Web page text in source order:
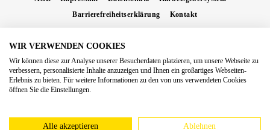
Barrierefreiheitserklärung
Kontakt
Nachnahmegebühren, wenn nicht anders angegeben.
Copyright 2026 Forstinger Österreich GmbH
Königstetter Straße 128 - 134/OG3, 3430 Tulln
europäschen Online-Streitbeilegungs-Plattform hinzuweisen:
webgate.ec.europa.eu/odr
WIR VERWENDEN COOKIES
Wir können diese zur Analyse unserer Besucherdaten platzieren, um unsere Webseite zu
verbessern, personalisierte Inhalte anzuzeigen und Ihnen ein großartiges Webseiten-
Erlebnis zu bieten. Für weitere Informationen zu den von uns verwendeten Cookies
öffnen Sie die Einstellungen.
Alle akzeptieren Ablehnen